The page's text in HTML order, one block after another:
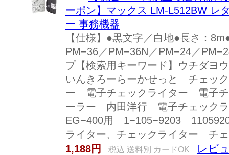
ーポン】マックス LM-L512BW レ
ー 事務機器
【仕様】●黒文字／白地●長さ：
PM−36／PM−36N／PM−24／
プ【検索用キーワード】ウチダ
いんきろーらーかせっと チェッ
ー 電子チェックライター 電子
ーラー 内田洋行 電子チェック
EG−400用 1−105−9203
ライター、チェックライター チ
1,188円
税込 送料別 カードOK レビ